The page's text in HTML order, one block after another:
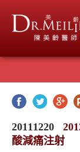
20111220
酸減痛注射